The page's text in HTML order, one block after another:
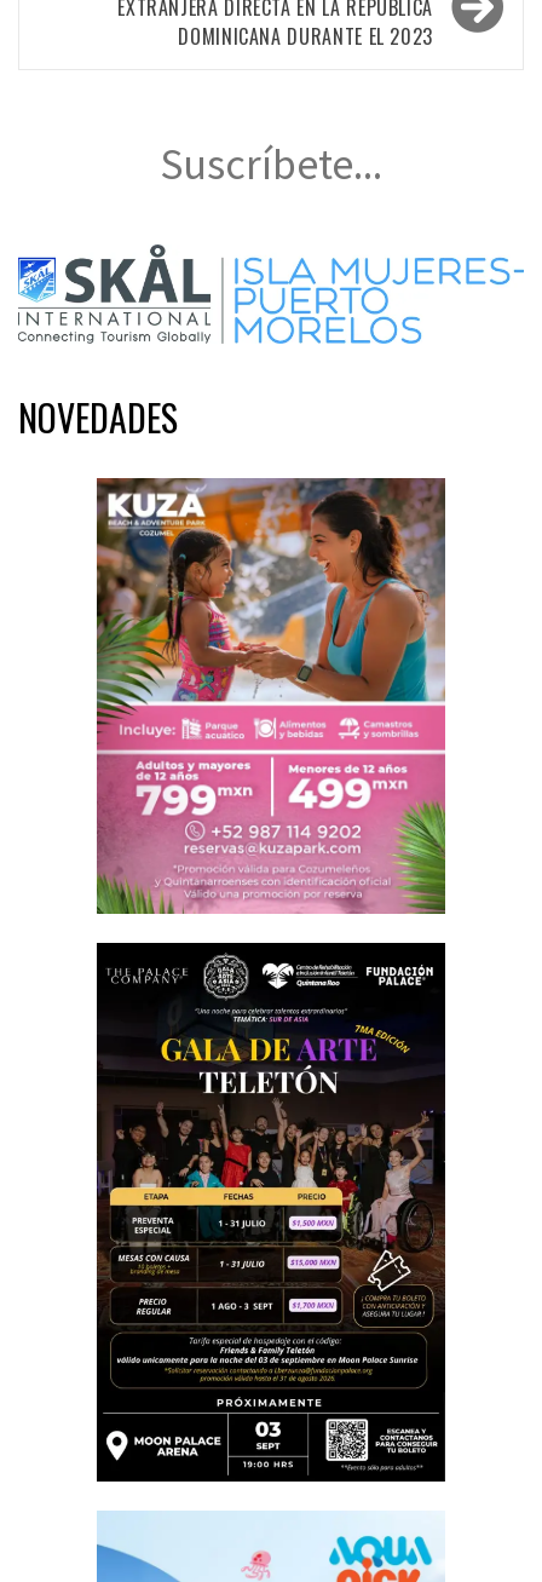
EXTRANJERA DIRECTA EN LA REPÚBLICA
DOMINICANA DURANTE EL 2023
Suscríbete...
NOVEDADES